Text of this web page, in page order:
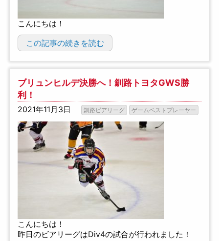
こんにちは！
この記事の続きを読む
ブリュンヒルデ決勝へ！釧路トヨタGWS勝
利！
2021年11月3日 釧路ビアリーグ ゲームベストプレーヤー
こんにちは！
昨日のビアリーグはDiv4の試合が行われました！